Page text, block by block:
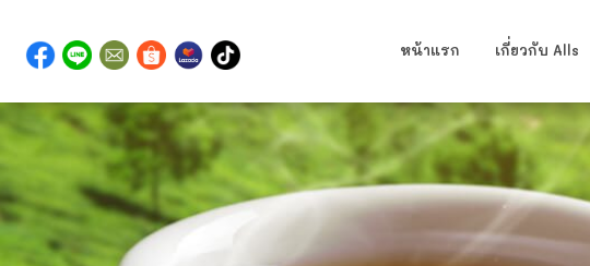
หน้าแรก เกี่ยวกับ Alls
สินค้า > ท้อปปิ้งเครื่องดื่มพรีเมียม เติมเสน่ห์และความอร่อยให้ทุกแก้ว